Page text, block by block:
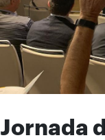
Jornada